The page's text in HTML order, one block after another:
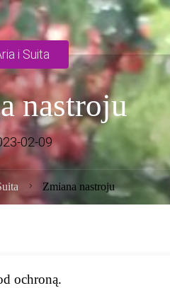
nastroju
02-09
i Suita
Zmiana nastroju
ochroną.